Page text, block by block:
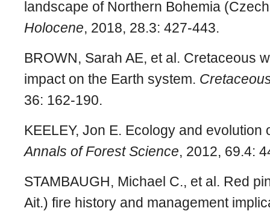
landscape of Northern Bohemia
Holocene, 2018, 28.3: 427-443.
BROWN, Sarah AE, et al. Cretaceous
impact on the Earth system.
36: 162-190.
KEELEY, Jon E. Ecology and evolution
Annals of Forest Science, 2012, 69.4:
STAMBAUGH, Michael C., et al. Red
Ait.) fire history and management